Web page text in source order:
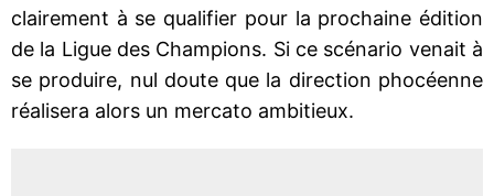
clairement à se qualifier pour la prochaine édition
de la Ligue des Champions. Si ce scénario venait à
se produire, nul doute que la direction phocéenne
réalisera alors un mercato ambitieux.